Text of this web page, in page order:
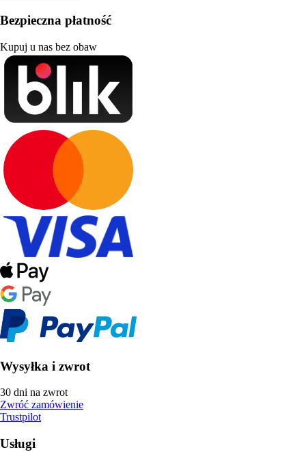
Bezpieczna płatność
Kupuj u nas bez obaw
Wysyłka i zwrot
30 dni na zwrot
Zwróć zamówienie
Trustpilot
Usługi